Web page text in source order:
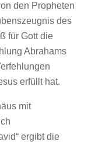
den Propheten
des
für Gott die
Abrahams
erfüllt hat.
mit
ergibt die